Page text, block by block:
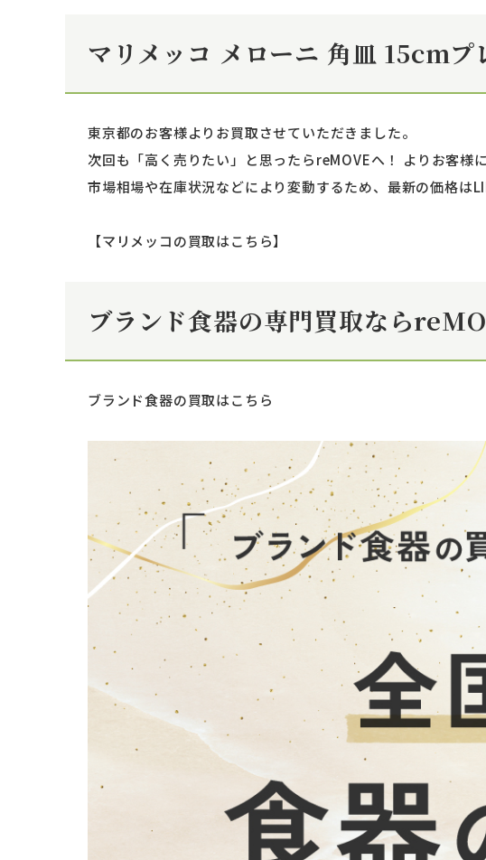
マリメッコ メローニ 角皿 15cmプ
東京都のお客様よりお買取させていただきました。
次回も「高く売りたい」と思ったらreMOVEへ！ よりお客様
市場相場や在庫状況などにより変動するため、最新の価格は
【マリメッコの買取はこちら】
ブランド食器の専門買取なら
ブランド食器の買取はこちら